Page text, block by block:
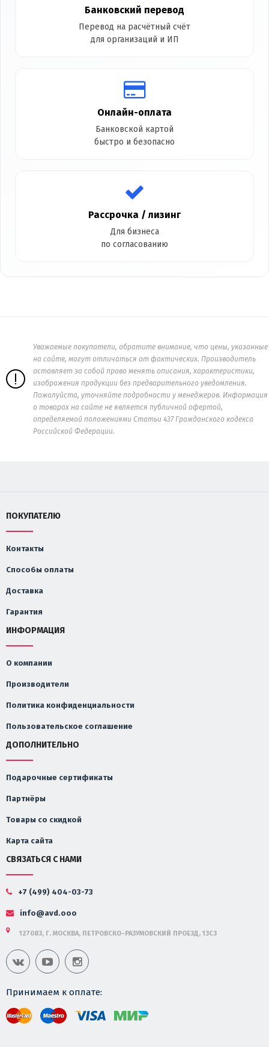
Банковский перевод
Перевод на расчётный счёт
для организаций и ИП
Онлайн-оплата
Банковской картой
быстро и безопасно
Рассрочка / лизинг
Для бизнеса
по согласованию
Уважаемые покупатели, обратите внимание, что цены, указанные
на сайте, могут отличаться от фактических. Производитель
оставляет за собой право менять описания, характеристики,
изображения продукции без предварительного уведомления.
Пожалуйста, уточняйте подробности у менеджеров. Информация
о товарах на сайте не является публичной офертой,
определяемой положениями Статьи 437 Гражданского кодекса
Российской Федерации.
ПОКУПАТЕЛЮ
Контакты
Способы оплаты
Доставка
Гарантия
ИНФОРМАЦИЯ
О компании
Производители
Политика конфиденциальности
Пользовательское соглашение
ДОПОЛНИТЕЛЬНО
Подарочные сертификаты
Партнёры
Товары со скидкой
Карта сайта
СВЯЗАТЬСЯ С НАМИ
+7 (499) 404-03-73
info@avd.ooo
127083, Г. МОСКВА, ПЕТРОВСКО-РАЗУМОВСКИЙ ПРОЕЗД, 13С3
Принимаем к оплате: